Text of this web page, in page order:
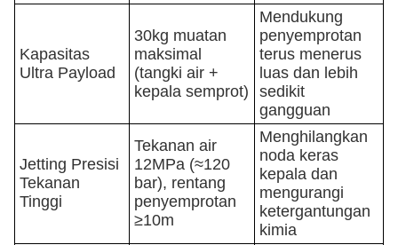
Kapasitas
Ultra Payload
30kg muatan
maksimal
(tangki air +
kepala semprot)
Mendukung
penyemprotan
terus menerus
luas dan lebih
sedikit
gangguan
Jetting Presisi
Tekanan
Tinggi
Tekanan air
12MPa (≈120
bar), rentang
penyemprotan
≥10m
Menghilangkan
noda keras
kepala dan
mengurangi
ketergantungan
kimia